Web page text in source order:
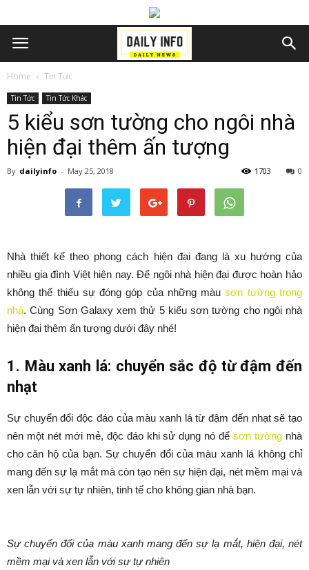
Home Tin Tức
Tin Tức Tin Tức Khác
5 kiểu sơn tường cho ngôi nhà
hiện đại thêm ấn tượng
By dailyinfo - May 25, 2018 0
1703
Nhà thiết kế theo phong cách hiện đại đang là xu hướng của
nhiều gia đình Việt hiện nay. Để ngôi nhà hiện đại được hoàn hảo
không thể thiếu sự đóng góp của những màusơn tường trong
nhà. Cùng Sơn Galaxy xem thử 5 kiểu sơn tường cho ngôi nhà
hiện đại thêm ấn tượng dưới đây nhé!
1. Màu xanh lá: chuyển sắc độ từ đậm đến
nhạt
Sự chuyển đổi độc đáo của màu xanh lá từ đậm đến nhạt sẽ tạo
nên một nét mới mẻ, độc đáo khi sử dụng nó đểsơn tường nhà
cho căn hộ của bạn. Sự chuyển đổi của màu xanh lá không chỉ
mang đến sự lạ mắt mà còn tạo nên sự hiện đại, nét mềm mại và
xen lẫn với sự tự nhiên, tinh tế cho không gian nhà bạn.
Sự chuyển đổi của màu xanh mang đến sự lạ mắt, hiện đại, nét
mềm mại và xen lẫn với sự tự nhiên